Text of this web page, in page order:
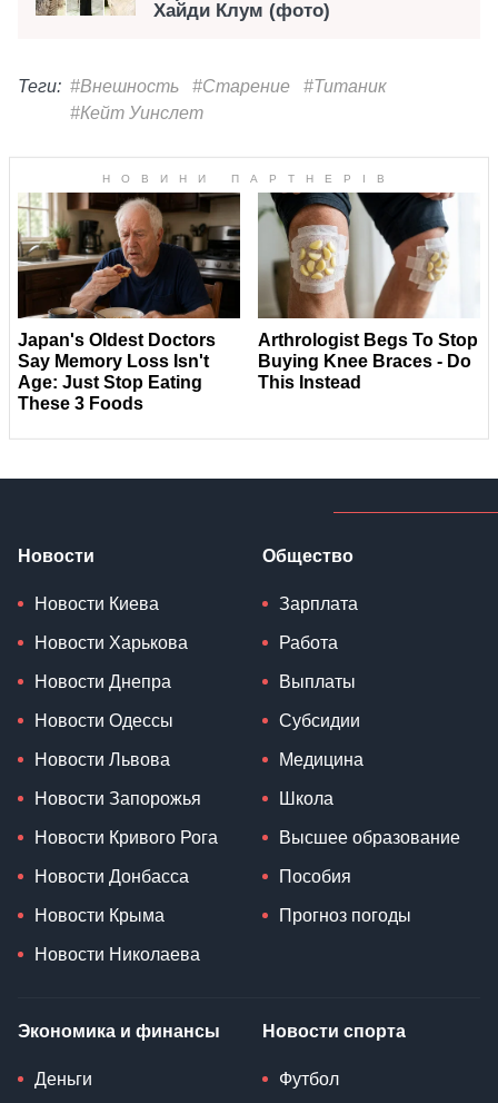
Хайди Клум (фото)
Теги: #Внешность #Старение
#Титаник
#Кейт Уинслет
Новости
Новости Киева
Новости Харькова
Новости Днепра
Новости Одессы
Новости Львова
Новости Запорожья
Новости Кривого Рога
Новости Донбасса
Новости Крыма
Новости Николаева
Общество
Зарплата
Работа
Выплаты
Субсидии
Медицина
Школа
Высшее образование
Пособия
Прогноз погоды
Экономика и финансы
Деньги
Новости спорта
Футбол